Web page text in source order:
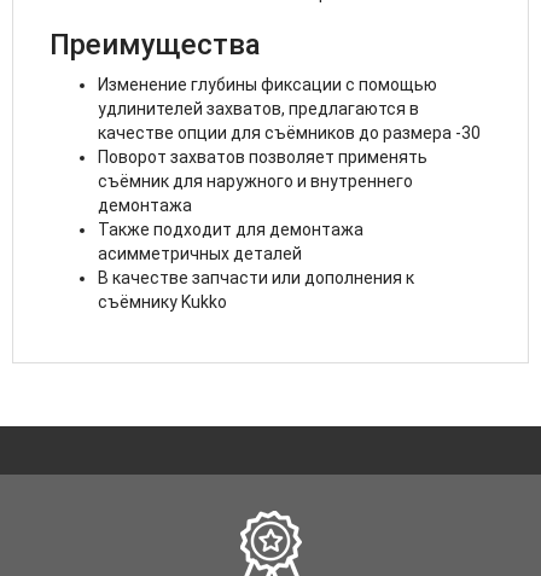
Преимущества
Изменение глубины фиксации с помощью
удлинителей захватов, предлагаются в
качестве опции для съёмников до размера -30
Поворот захватов позволяет применять
съёмник для наружного и внутреннего
демонтажа
Также подходит для демонтажа
асимметричных деталей
В качестве запчасти или дополнения к
съёмнику Kukko